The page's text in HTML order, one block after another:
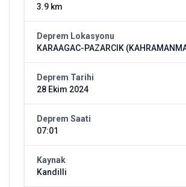
3.9 km
Deprem Lokasyonu
KARAAGAC-PAZARCIK
Deprem Tarihi
28 Ekim 2024
Deprem Saati
07:01
Kaynak
Kandilli